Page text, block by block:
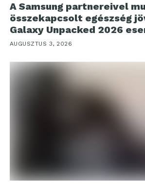
A Samsung partnereivel
összekapcsolt egészség
Galaxy Unpacked 2026
AUGUSZTUS 3, 2026